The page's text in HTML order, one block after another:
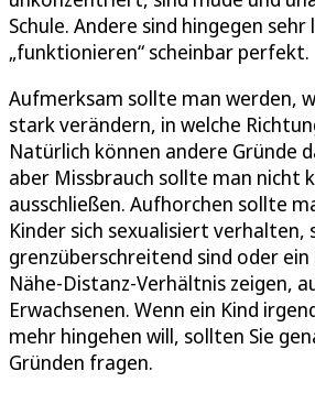
Schule. Andere sind hingegen
„funktionieren“ scheinbar perfekt.
Aufmerksam sollte man werden,
stark verändern, in welche
Natürlich können andere Gründe
aber Missbrauch sollte man nicht
ausschließen. Aufhorchen sollte
Kinder sich sexualisiert verhalten,
grenzüberschreitend sind oder
Nähe-Distanz-Verhältnis zeigen,
Erwachsenen. Wenn ein Kind
mehr hingehen will, sollten Sie
Gründen fragen.